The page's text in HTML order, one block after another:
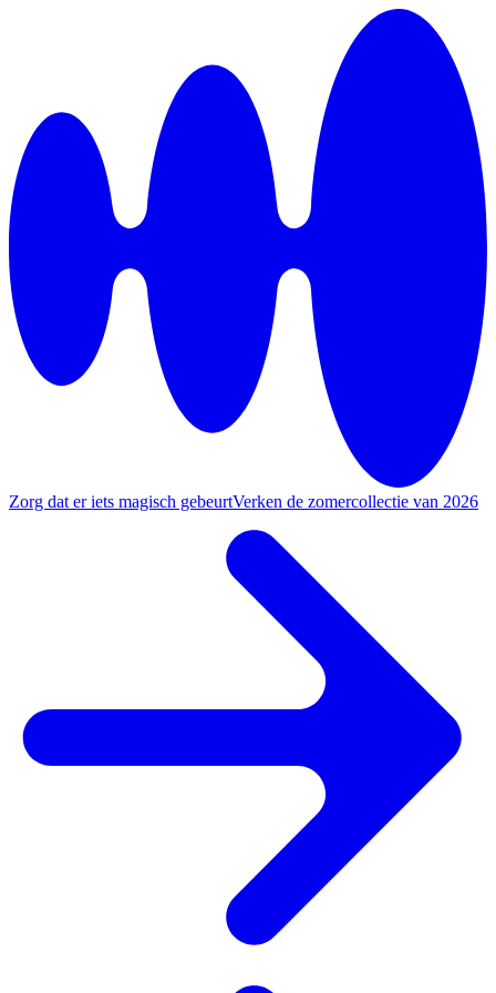
Zorg dat er iets magisch gebeurtVerken de zomercollectie van 2026